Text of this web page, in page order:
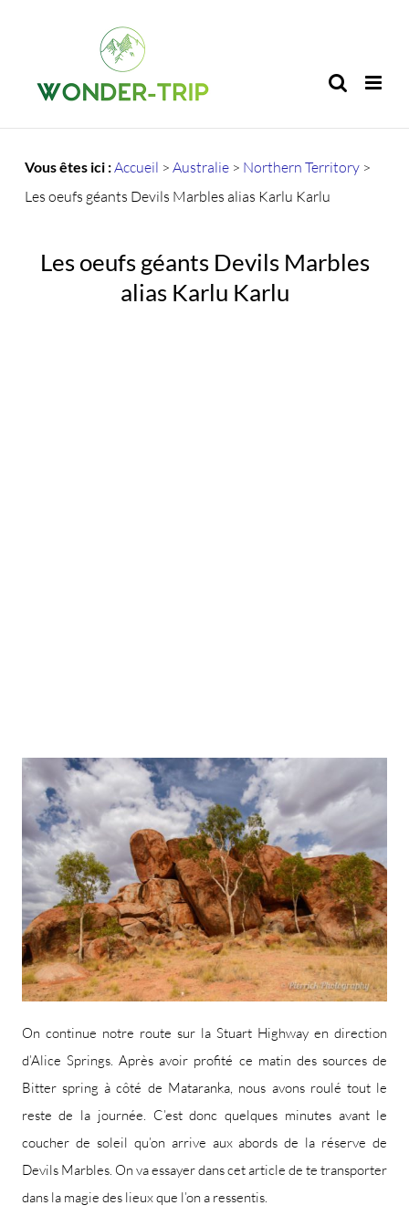
Vous êtes ici :Accueil > Australie> Northern Territory>
Les oeufs géants Devils Marbles alias Karlu Karlu
Les oeufs géants Devils Marbles
alias Karlu Karlu
On continue notre route sur la Stuart Highway en direction
d’Alice Springs. Après avoir profité ce matin des sources de
Bitter spring à côté de Mataranka, nous avons roulé tout le
reste de la journée. C’est donc quelques minutes avant le
coucher de soleil qu’on arrive aux abords de la réserve de
Devils Marbles. On va essayer dans cet article de te transporter
dans la magie des lieux que l’on a ressentis.